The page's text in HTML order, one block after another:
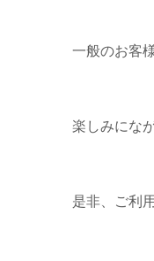
一般のお客
楽しみにな
是非、ご利